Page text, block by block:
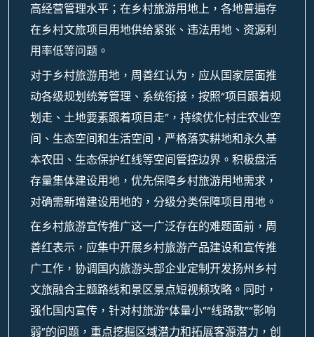
高经营管理水平；在乡村旅游用地上，各地普遍存
在乡村文旅项目用地供给紧张、违法用地、资源利
用率低等问题。
对于乡村旅游用地，周善红认为，应从国家层面推
动各级规划统筹管理、系统衔接，按照“项目跟着规
划走、土地要素跟着项目走”，持续优化村庄农业空
间、生态空间和生活空间，严格落实耕地和永久基
本农田、生态保护红线等空间管控边界。积极盘活
存量集体建设用地，优先保障乡村旅游用地需求，
对确需新增建设用地的，分级分类保障项目用地。
在乡村旅游宣传推广这一广泛存在的难题面前，周
善红表示，应集中开展乡村旅游产品建设和宣传推
广工作，协调国内旅游头部企业定制开发扬州乡村
文旅融合主题路线和景区景点短视频攻略。同时，
强化国内宣传，针对村旅游“体量小”“线路散”“影响
弱”的问题，重点挖掘区域潜力和拓展客源潜力，创